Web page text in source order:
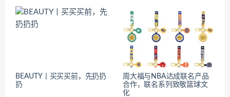
BEAUTY丨买买买前，先扔扔
扔
周大福与NBA达成联名产品
合作，联名系列致敬篮球文
化